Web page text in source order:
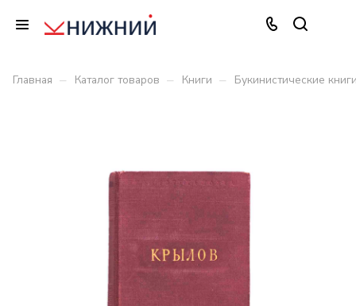
Главная – Каталог товаров – Книги – Букинистические